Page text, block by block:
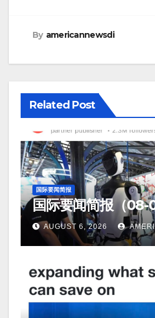
By americannewsdi
Related Post
国际要闻简报
国际要闻简报（
AUGUST 6, 2026